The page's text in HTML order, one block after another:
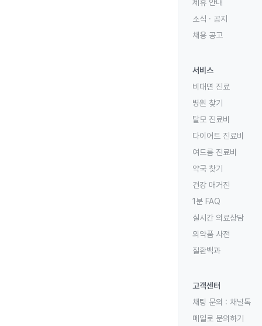
제휴 안내
소식 · 공지
채용 공고
서비스
비대면 진료
병원 찾기
탈모 진료비
다이어트 진료비
여드름 진료비
약국 찾기
건강 매거진
1분 FAQ
실시간 의료상담
의약품 사전
질환백과
고객센터
채팅 문의 : 채널톡
메일로 문의하기